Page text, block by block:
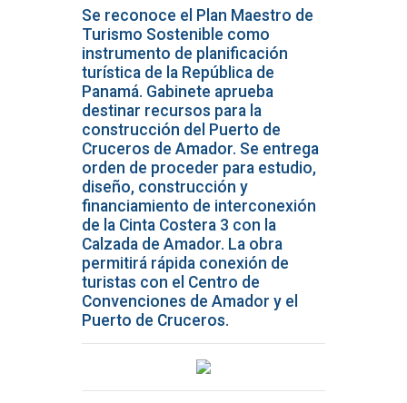
Se reconoce el Plan Maestro de
Turismo Sostenible como
instrumento de planificación
turística de la República de
Panamá. Gabinete aprueba
destinar recursos para la
construcción del Puerto de
Cruceros de Amador. Se entrega
orden de proceder para estudio,
diseño, construcción y
financiamiento de interconexión
de la Cinta Costera 3 con la
Calzada de Amador. La obra
permitirá rápida conexión de
turistas con el Centro de
Convenciones de Amador y el
Puerto de Cruceros.